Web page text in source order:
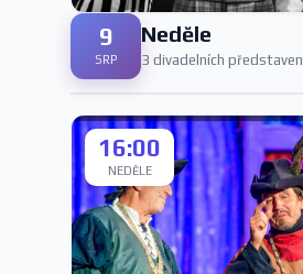
9
SRP
Neděle
3 divadelních
16:00
NEDĚLE